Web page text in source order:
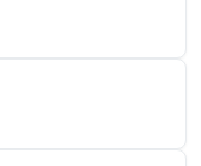
ve su
karşı